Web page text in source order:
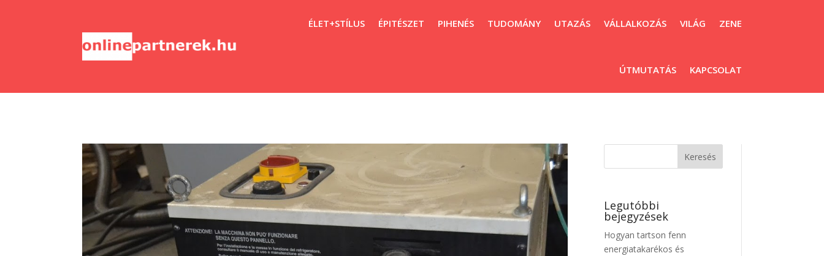
ÉLET+STÍLUS ÉPITÉSZET PIHENÉS TUDOMÁNY UTAZÁS VÁLLALKOZÁS VILÁG ZENE
ÚTMUTATÁS KAPCSOLAT
Legutóbbi
bejegyzések
Hogyan tartson fenn
energiatakarékos és